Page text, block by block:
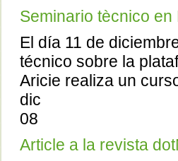
Seminario tècnico en
El día 11 de
técnico sobre la
Aricie realiza un
dic
08
Article a la revista